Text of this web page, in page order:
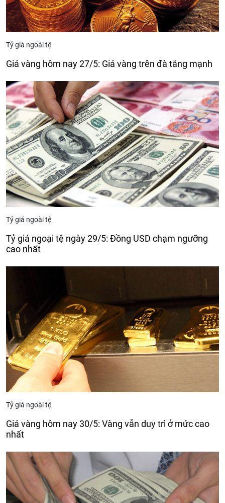
Tỷ giá ngoài tệ
Giá vàng hôm nay 27/5: Giá vàng trên đà tăng mạnh
Tỷ giá ngoài tệ
Tỷ giá ngoại tệ ngày 29/5: Đồng USD chạm ngưỡng
cao nhất
Tỷ giá ngoài tệ
Giá vàng hôm nay 30/5: Vàng vẫn duy trì ở mức cao
nhất